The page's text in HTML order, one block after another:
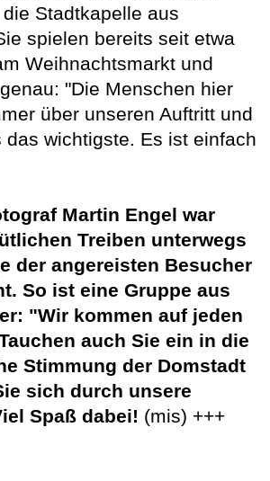
Stadtkapelle aus
spielen bereits seit etwa
Weihnachtsmarkt und
"Die Menschen hier
über unseren Auftritt und
das wichtigste. Es ist einfach
Martin Engel war
Treiben unterwegs
der angereisten Besucher
So ist eine Gruppe aus
"Wir kommen auf jeden
auch Sie ein in die
Stimmung der Domstadt
sich durch unsere
Spaß dabei! (mis) +++